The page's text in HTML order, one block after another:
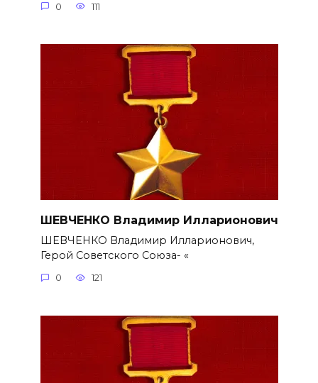
0 111
ШЕВЧЕНКО Владимир Илларионович
ШЕВЧЕНКО Владимир Илларионович,
Герой Советского Союза- «
0 121